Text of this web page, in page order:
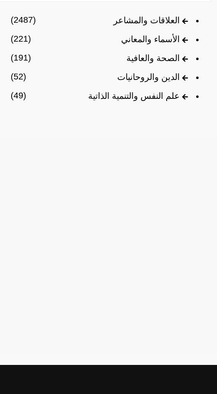
العلاقات والمشاعر
(2487)
الأسماء والمعاني
(221)
الصحة والعافية
(191)
الدين والروحانيات
(52)
علم النفس والتنمية الذاتية
(49)